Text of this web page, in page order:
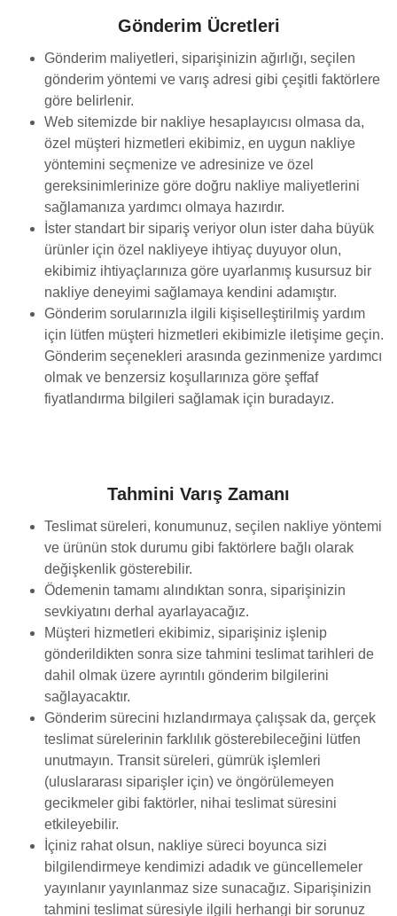
Gönderim Ücretleri
Gönderim maliyetleri, siparişinizin ağırlığı, seçilen
gönderim yöntemi ve varış adresi gibi çeşitli faktörlere
göre belirlenir.
Web sitemizde bir nakliye hesaplayıcısı olmasa da,
özel müşteri hizmetleri ekibimiz, en uygun nakliye
yöntemini seçmenize ve adresinize ve özel
gereksinimlerinize göre doğru nakliye maliyetlerini
sağlamanıza yardımcı olmaya hazırdır.
İster standart bir sipariş veriyor olun ister daha büyük
ürünler için özel nakliyeye ihtiyaç duyuyor olun,
ekibimiz ihtiyaçlarınıza göre uyarlanmış kusursuz bir
nakliye deneyimi sağlamaya kendini adamıştır.
Gönderim sorularınızla ilgili kişiselleştirilmiş yardım
için lütfen müşteri hizmetleri ekibimizle iletişime geçin.
Gönderim seçenekleri arasında gezinmenize yardımcı
olmak ve benzersiz koşullarınıza göre şeffaf
fiyatlandırma bilgileri sağlamak için buradayız.
Tahmini Varış Zamanı
Teslimat süreleri, konumunuz, seçilen nakliye yöntemi
ve ürünün stok durumu gibi faktörlere bağlı olarak
değişkenlik gösterebilir.
Ödemenin tamamı alındıktan sonra, siparişinizin
sevkiyatını derhal ayarlayacağız.
Müşteri hizmetleri ekibimiz, siparişiniz işlenip
gönderildikten sonra size tahmini teslimat tarihleri ​​de
dahil olmak üzere ayrıntılı gönderim bilgilerini
sağlayacaktır.
Gönderim sürecini hızlandırmaya çalışsak da, gerçek
teslimat sürelerinin farklılık gösterebileceğini lütfen
unutmayın. Transit süreleri, gümrük işlemleri
(uluslararası siparişler için) ve öngörülemeyen
gecikmeler gibi faktörler, nihai teslimat süresini
etkileyebilir.
İçiniz rahat olsun, nakliye süreci boyunca sizi
bilgilendirmeye kendimizi adadık ve güncellemeler
yayınlanır yayınlanmaz size sunacağız. Siparişinizin
tahmini teslimat süresiyle ilgili herhangi bir sorunuz